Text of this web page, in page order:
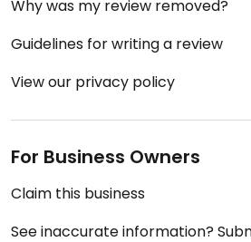
Why was my review removed?
Guidelines for writing a review
View our privacy policy
For Business Owners
Claim this business
See inaccurate information?